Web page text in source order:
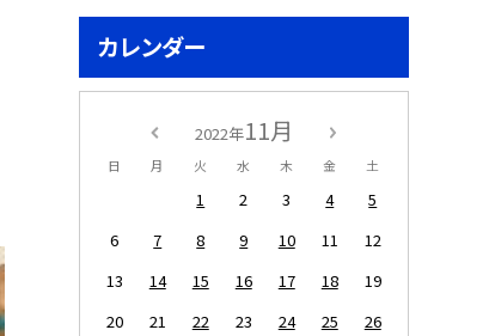
カレンダー
2022年11月
日 月 火 水 木 金 土
1 2 3 4
5
6
7 8 9 10 11
12
13
14 15 16 17 18
19
20
21 22 23 24 25
26